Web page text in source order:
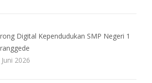
Digital Kependudukan SMP Negeri 1
2026